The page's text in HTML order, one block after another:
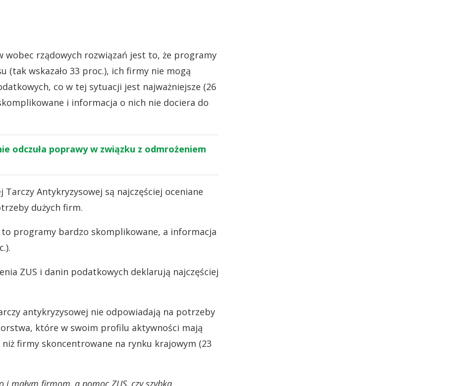
rządowych rozwiązań jest to, że programy
(tak wskazało 33 proc.), ich firmy nie mogą
co w tej sytuacji jest najważniejsze (26
i informacja o nich nie dociera do
odczuła poprawy w związku z odmrożeniem
Antykryzysowej są najczęściej oceniane
dużych firm.
to programy bardzo skomplikowane, a informacja
ZUS i danin podatkowych deklarują najczęściej
antykryzysowej nie odpowiadają na potrzeby
które w swoim profilu aktywności mają
firmy skoncentrowane na rynku krajowym (23
i małym firmom, a pomoc ZUS, czy szybka